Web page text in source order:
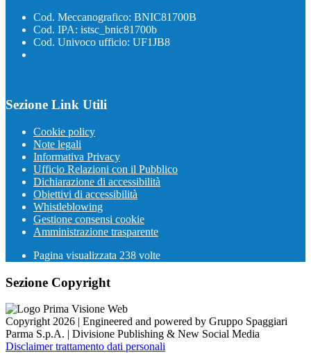
Cod. Meccanografico: BNIC81700B
Cod. IPA: istsc_bnic81700b
Cod. Univoco ufficio: UF1JB8
Sezione Link Utili
Cookie policy
Note legali
Informativa Privacy
Ufficio Relazioni con il Pubblico
Dichiarazione di accessibilità
Obiettivi di accessibilità
Whistleblowing
Gestione consensi cookie
Amministrazione trasparente
Pagina visualizzata 238 volte
Sezione Copyright
Copyright 2026 | Engineered and powered by Gruppo Spaggiari
Parma S.p.A. | Divisione Publishing & New Social Media
Disclaimer trattamento dati personali